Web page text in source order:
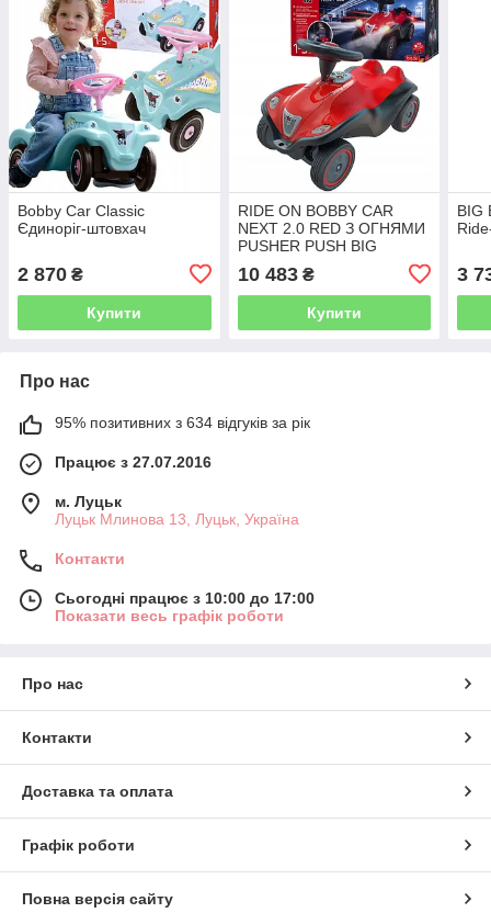
Bobby Car Classic
Єдиноріг-штовхач
2 870 ₴
Купити
RIDE ON BOBBY CAR
NEXT 2.0 RED З ОГНЯМИ
PUSHER PUSH BIG
10 483₴
Купити
BIG
3
Про нас
95% позитивних з 634 відгуків за рік
Працює з 27.07.2016
м. Луцьк
Луцьк Млинова 13, Луцьк, Україна
Контакти
Сьогодні працює з 10:00 до 17:00
Показати весь графік роботи
Про нас
Контакти
Доставка та оплата
Графік роботи
Повна версія сайту